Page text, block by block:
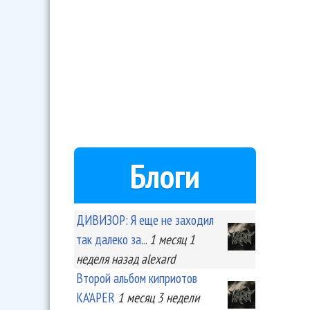
Блоги
ДИВИЗОР: Я еще не заходил
так далеко за... 1 месяц 1
неделяназад alexard
Второй альбом киприотов
KA'APER 1 месяц 3 недели